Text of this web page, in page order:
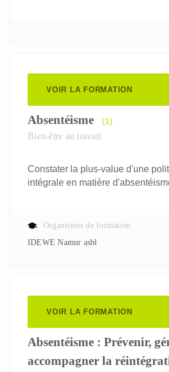
VOIR LA FORMATION
Absentéisme (1)
Bien-être au travail
Constater la plus-value d'une
intégrale en matière
Organismes de formation
IDEWE Namur asbl
VOIR LA FORMATION
Absentéisme : Prévenir,
accompagner la